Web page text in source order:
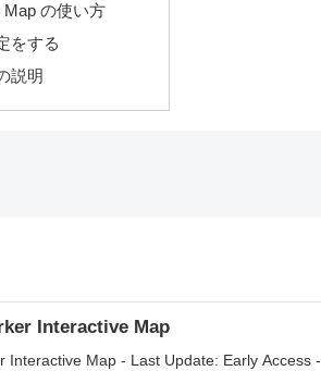
Map の使い方
をする
説明
Interactive Map
Interactive Map - Last Update: Early Access -